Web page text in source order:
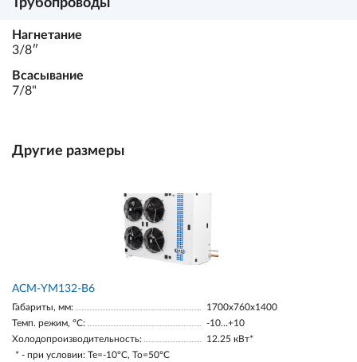
Трубопроводы
Нагнетание
3/8ʺ
Всасывание
7/8"
Другие размеры
АСМ-YM132-В6
Габариты, мм:
1700х760х1400
Темп. режим, °С:
-10…+10
Холодопроизводительность:
12.25 кВт*
* - при условии: Te=-10ºC, To=50ºC